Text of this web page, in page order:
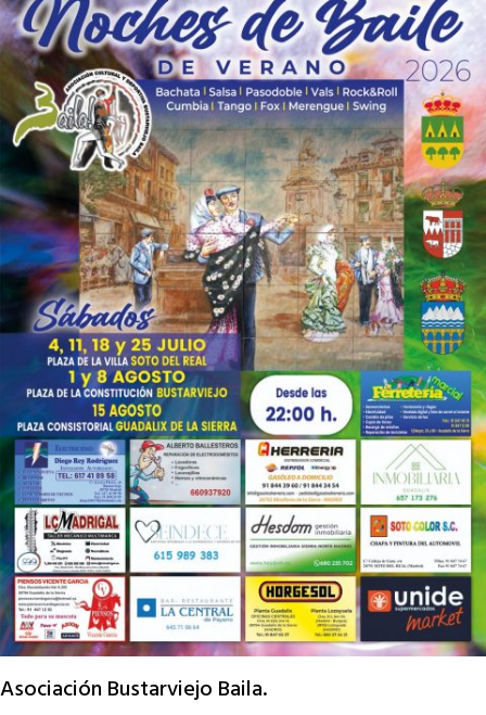
Asociación Bustarviejo Baila.